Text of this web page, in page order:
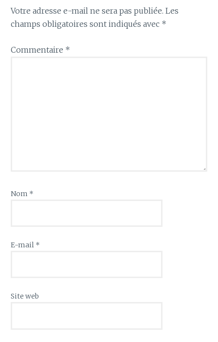
Votre adresse e-mail ne sera pas publiée. Les
champs obligatoires sont indiqués avec *
Commentaire *
Nom *
E-mail *
Site web